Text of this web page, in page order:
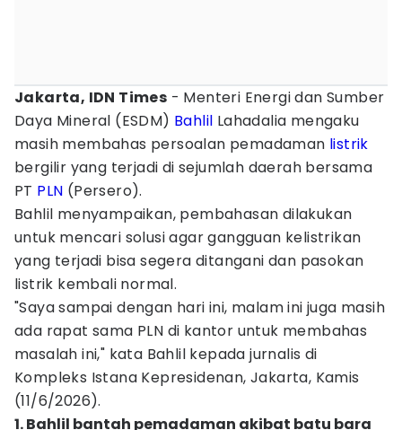
Jakarta, IDN Times - Menteri Energi dan Sumber
Daya Mineral (ESDM) Bahlil Lahadalia mengaku
masih membahas persoalan pemadaman listrik
bergilir yang terjadi di sejumlah daerah bersama
PT PLN (Persero).
Bahlil menyampaikan, pembahasan dilakukan
untuk mencari solusi agar gangguan kelistrikan
yang terjadi bisa segera ditangani dan pasokan
listrik kembali normal.
"Saya sampai dengan hari ini, malam ini juga masih
ada rapat sama PLN di kantor untuk membahas
masalah ini," kata Bahlil kepada jurnalis di
Kompleks Istana Kepresidenan, Jakarta, Kamis
(11/6/2026).
1. Bahlil bantah pemadaman akibat batu bara